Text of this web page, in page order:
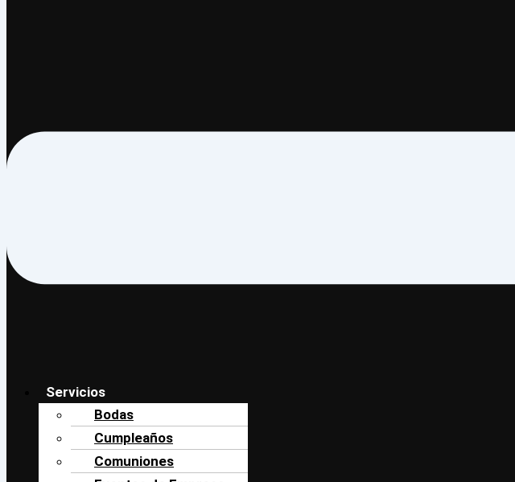
Servicios
Bodas
Cumpleaños
Comuniones